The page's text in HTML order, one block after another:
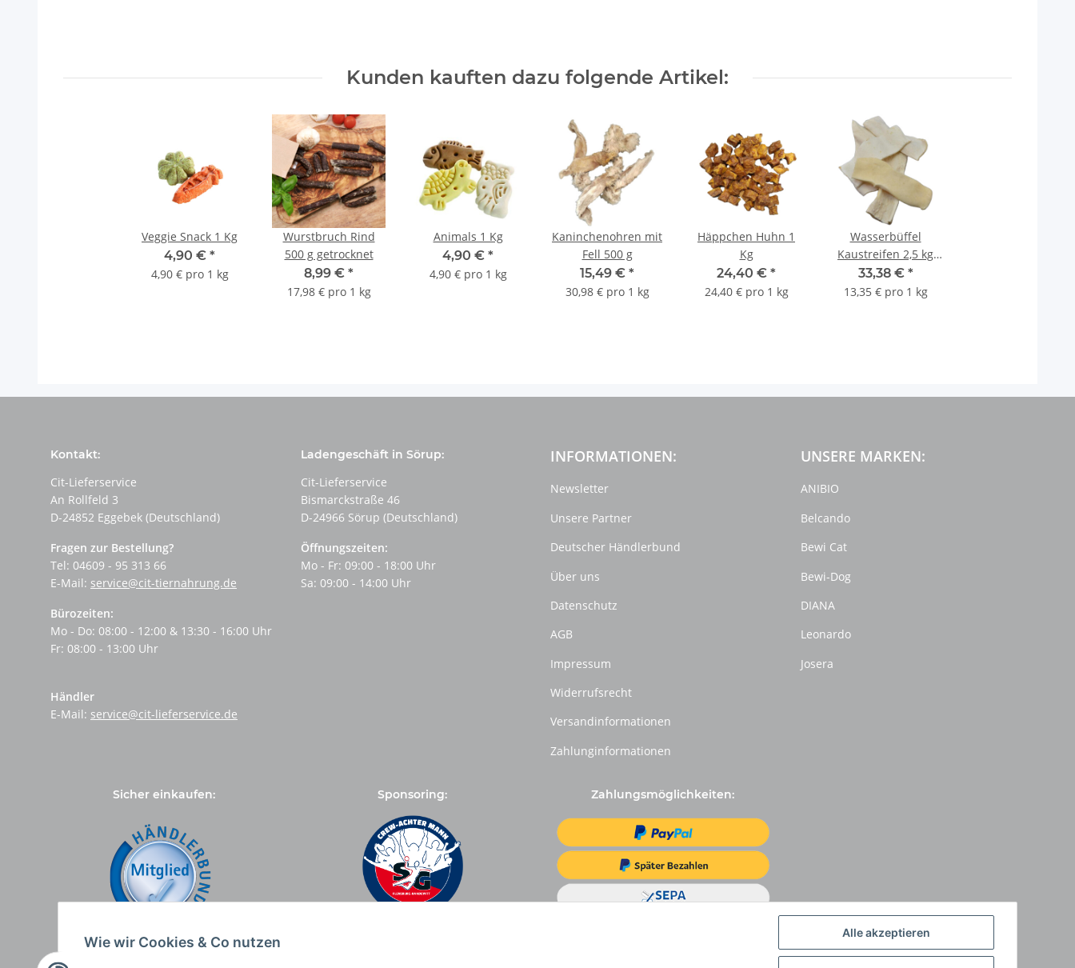
Kunden kauften dazu folgende Artikel:
Veggie Snack 1 Kg
4,90 € *
4,90 € pro 1 kg
Wurstbruch Rind
500 g getrocknet
8,99 € *
17,98 € pro 1 kg
Animals 1 Kg
4,90 € *
4,90 € pro 1 kg
Kaninchenohren mit
Fell 500 g
15,49 € *
30,98 € pro 1 kg
Häppchen Huhn 1
Kg
24,40 € *
24,40 € pro 1 kg
Wasserbüffel
Kaustreifen 2,5 kg
getrocknet
33,38 € *
13,35 € pro 1 kg
Kontakt:
Cit-Lieferservice
An Rollfeld 3
D-24852 Eggebek (Deutschland)
Fragen zur Bestellung?
Tel: 04609 - 95 313 66
E-Mail: service@cit-tiernahrung.de
Bürozeiten:
Mo - Do: 08:00 - 12:00 & 13:30 - 16:00 Uhr
Fr: 08:00 - 13:00 Uhr
Händler
E-Mail: service@cit-lieferservice.de
Ladengeschäft in Sörup:
Cit-Lieferservice
Bismarckstraße 46
D-24966 Sörup (Deutschland)
Öffnungszeiten:
Mo - Fr: 09:00 - 18:00 Uhr
Sa: 09:00 - 14:00 Uhr
INFORMATIONEN:
Newsletter
Unsere Partner
Deutscher Händlerbund
Über uns
Datenschutz
AGB
Impressum
Widerrufsrecht
Versandinformationen
Zahlunginformationen
UNSERE MARKEN:
ANIBIO
Belcando
Bewi Cat
Bewi-Dog
DIANA
Leonardo
Josera
Sicher einkaufen: Sponsoring: Zahlungsmöglichkeiten:
Wie wir Cookies & Co nutzen
Alle akzeptieren